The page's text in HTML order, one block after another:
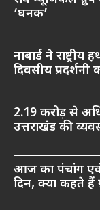
‘घनक’
नाबार्ड ने
दिवसीय
2.19 करोड़ से
उत्तराखंड की
आज का पंचांग
दिन, क्या कहते हैं